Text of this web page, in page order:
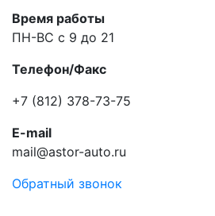
Время работы
ПН-ВС с 9 до 21
Телефон/Факс
+7 (812) 378-73-75
E-mail
mail@astor-auto.ru
Обратный звонок